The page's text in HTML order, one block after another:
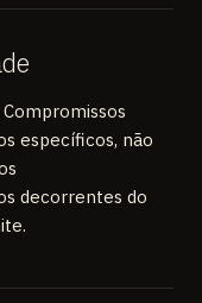
específicos, não
decorrentes do